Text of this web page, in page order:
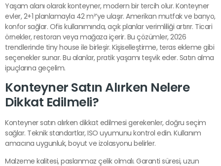
Yaşam alanı olarak konteyner, modern bir tercih olur. Konteyner
evler, 2+1 planlamayla 42 m²’ye ulaşır. Amerikan mutfak ve banyo,
konfor sağlar. Ofis kullanımında, açık planlar verimliliği artırır. Ticari
örnekler, restoran veya mağaza içerir. Bu çözümler, 2026
trendlerinde tiny house ile birleşir. Kişiselleştirme, teras ekleme gibi
seçenekler sunar. Bu alanlar, pratik yaşamı teşvik eder. Satın alma
ipuçlarına geçelim.
Konteyner Satın Alırken Nelere
Dikkat Edilmeli?
Konteyner satın alırken dikkat edilmesi gerekenler, doğru seçim
sağlar. Teknik standartlar, ISO uyumunu kontrol edin. Kullanım
amacına uygunluk, boyut ve izolasyonu belirler.
Malzeme kalitesi, paslanmaz çelik olmalı. Garanti süresi, uzun